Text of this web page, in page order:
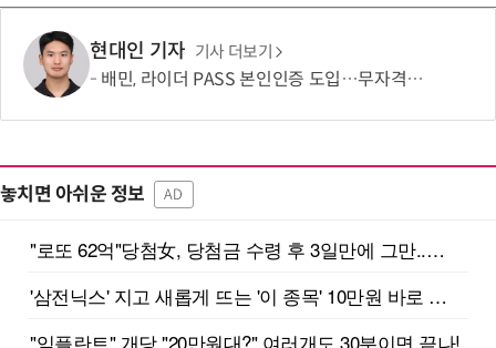
현대인 기자 기사 더보기
배민, 라이더 PASS 본인인증 도입…무자격 라이더 차단
놓치면 아쉬운 정보 AD